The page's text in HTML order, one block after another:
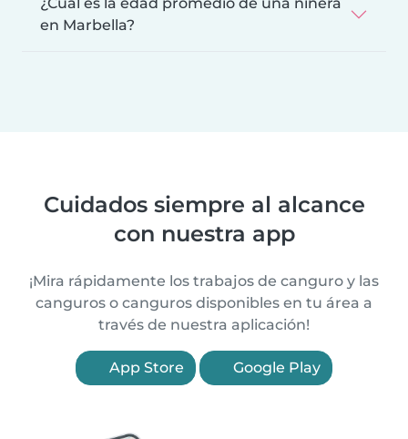
en Marbella?
Cuidados siempre al alcance
con nuestra app
¡Mira rápidamente los trabajos de canguro y las
canguros o canguros disponibles en tu área a
través de nuestra aplicación!
App Store Google Play